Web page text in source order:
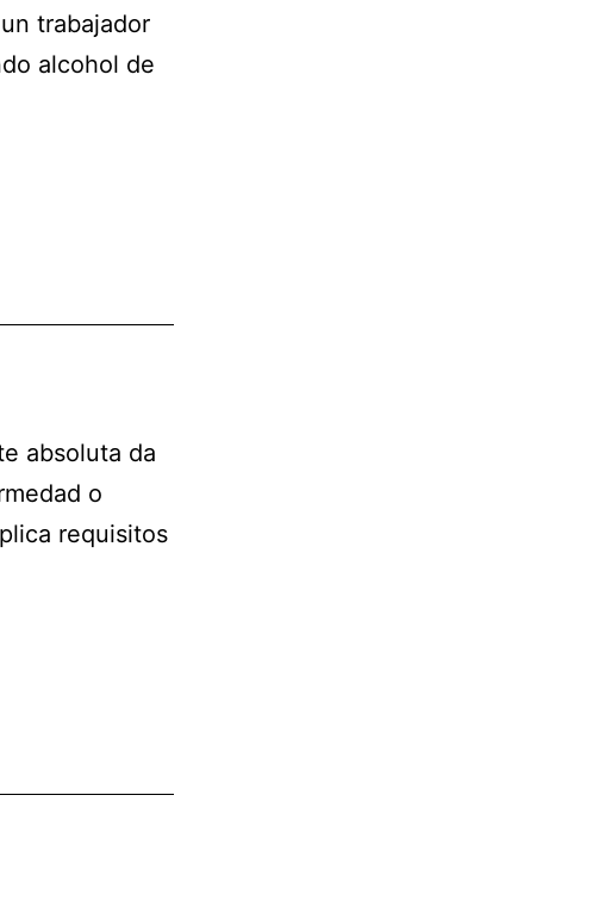
trabajador
alcohol de
absoluta da
o
requisitos